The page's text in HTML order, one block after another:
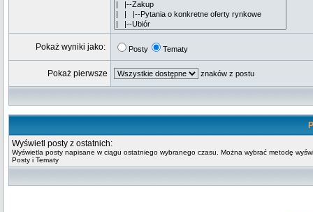
Pokaż wyniki jako: Posty Tematy
Pokaż pierwsze znaków z postu
Wyświetl posty z ostatnich:
Wyświetla posty napisane w ciągu ostatniego wybranego czasu. Można wybrać metodę
Posty i Tematy